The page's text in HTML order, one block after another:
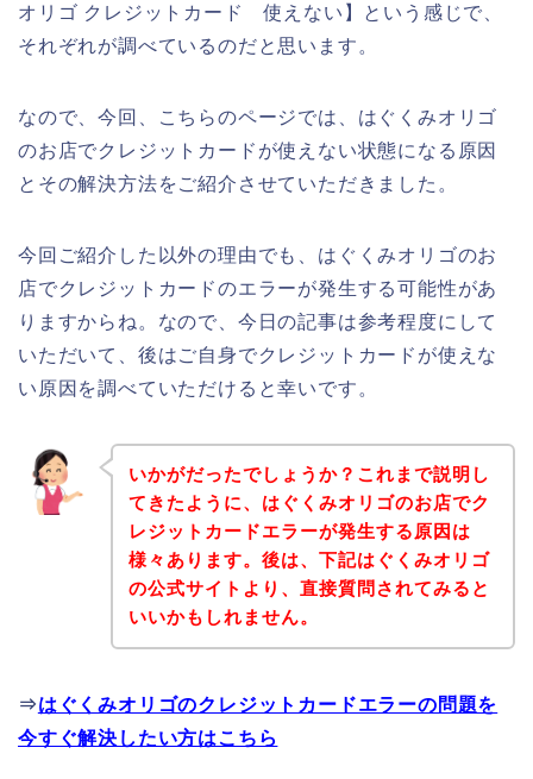
オリゴ クレジットカード 使えない】という感じで、
それぞれが調べているのだと思います。
なので、今回、こちらのページでは、はぐくみオリゴ
のお店でクレジットカードが使えない状態になる原因
とその解決方法をご紹介させていただきました。
今回ご紹介した以外の理由でも、はぐくみオリゴのお
店でクレジットカードのエラーが発生する可能性があ
りますからね。なので、今日の記事は参考程度にして
いただいて、後はご自身でクレジットカードが使えな
い原因を調べていただけると幸いです。
いかがだったでしょうか？これまで説明し
てきたように、はぐくみオリゴのお店でク
レジットカードエラーが発生する原因は
様々あります。後は、下記はぐくみオリゴ
の公式サイトより、直接質問されてみると
いいかもしれません。
⇒はぐくみオリゴのクレジットカードエラーの問題を
今すぐ解決したい方はこちら